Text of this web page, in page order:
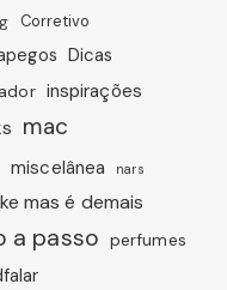
Corretivo
Dicas
inspirações
mac
miscelânea nars
mas é demais
a passo perfumes